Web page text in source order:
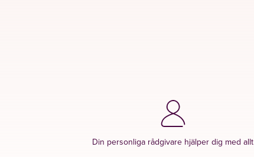
Din personliga rådgivare hjälper dig med allt